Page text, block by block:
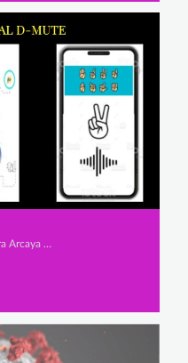
Secundaria, Marta Cegarra López, Lara Arcaya Brito y Alexandru Rares Iamendi